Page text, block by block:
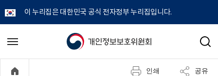
이 누리집은 대한민국 공식 전자정부 누리집입니다.
개
메
기
검
인쇄 공유